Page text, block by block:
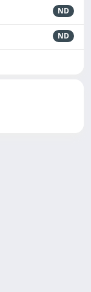
ND
ND